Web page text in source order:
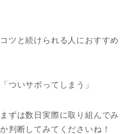
ツと続けられる人におすすめ
ついサボってしまう」
ずは数日実際に取り組んでみ
判断してみてくださいね！